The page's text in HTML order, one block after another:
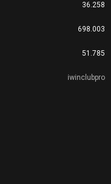
36.258
698.003
51.785
iwinclubpro